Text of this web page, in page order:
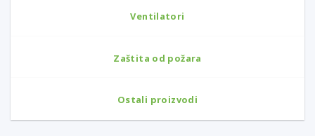
Ventilatori
Zaštita od požara
Ostali proizvodi